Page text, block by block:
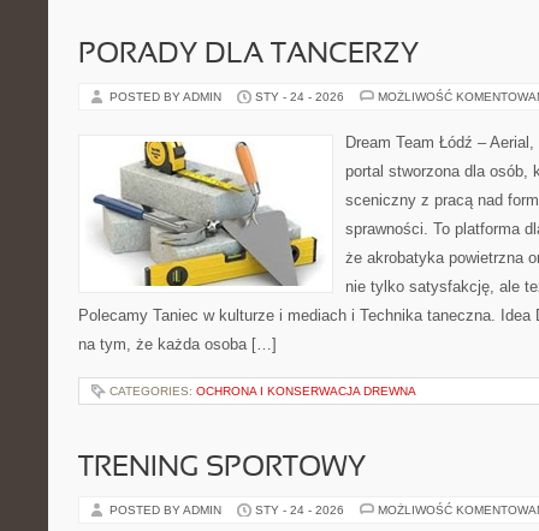
PORADY DLA TANCERZY
POSTED BY ADMIN STY - 24 - 2026 MOŻLIWOŚĆ
Dream Team Łódź –
portal stworzona dla osób,
sceniczny z pracą nad
sprawności. To platforma
że akrobatyka powietrzna
nie tylko satysfakcję, ale
Polecamy Taniec w kulturze i mediach i Technika taneczna. Idea
na tym, że każda osoba […]
CATEGORIES: OCHRONA I KONSERWACJA DREWNA
TRENING SPORTOWY
POSTED BY ADMIN STY - 24 - 2026 MOŻLIWOŚĆ